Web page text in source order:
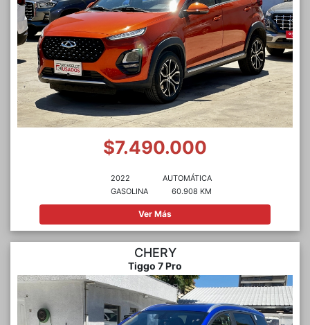
$7.490.000
2022
GASOLINA
AUTOMÁTICA
60.908 KM
Ver Más
CHERY
Tiggo 7 Pro